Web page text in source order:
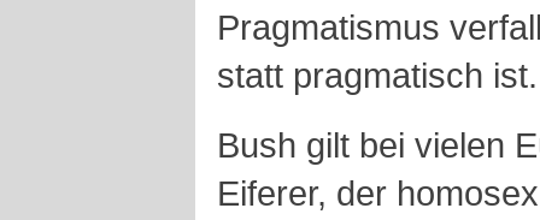
Pragmatismus
statt pragmatisch ist.
Bush gilt bei vielen
Eiferer, der